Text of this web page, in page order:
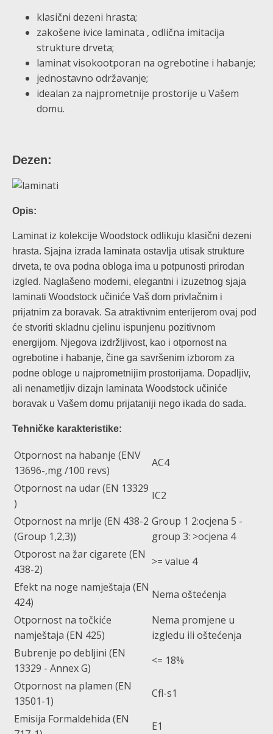
klasični dezeni hrasta;
zakošene ivice laminata , odlična imitacija
strukture drveta;
laminat visokootporan na ogrebotine i habanje;
jednostavno održavanje;
idealan za najprometnije prostorije u Vašem
domu.
Dezen:
Opis:
Laminat iz kolekcije Woodstock odlikuju klasični dezeni
hrasta. Sjajna izrada laminata ostavlja utisak strukture
drveta, te ova podna obloga ima u potpunosti prirodan
izgled. Naglašeno moderni, elegantni i izuzetnog sjaja
laminati Woodstock učiniće Vaš dom privlačnim i
prijatnim za boravak. Sa atraktivnim enterijerom ovaj pod
će stvoriti skladnu cjelinu ispunjenu pozitivnom
energijom. Njegova izdržljivost, kao i otpornost na
ogrebotine i habanje, čine ga savršenim izborom za
podne obloge u najprometnijim prostorijama. Dopadljiv,
ali nenametljiv dizajn laminata Woodstock učiniće
boravak u Vašem domu prijataniji nego ikada do sada.
Tehničke karakteristike:
Otpornost na habanje (ENV
13696-‚mg /100 revs)
AC4
Otpornost na udar (EN 13329
)
IC2
Otpornost na mrlje (EN 438-2
(Group 1,2,3))
Group 1 2:ocjena 5 -
group 3: >ocjena 4
Otporost na žar cigarete (EN
438-2)
>= value 4
Efekt na noge namještaja (EN
424)
Nema oštećenja
Otpornost na točkiće
namještaja (EN 425)
Nema promjene u
izgledu ili oštećenja
Bubrenje po debljini (EN
13329 - Annex G)
<= 18%
Otpornost na plamen (EN
13501-1)
Cfl-s1
Emisija Formaldehida (EN
E1